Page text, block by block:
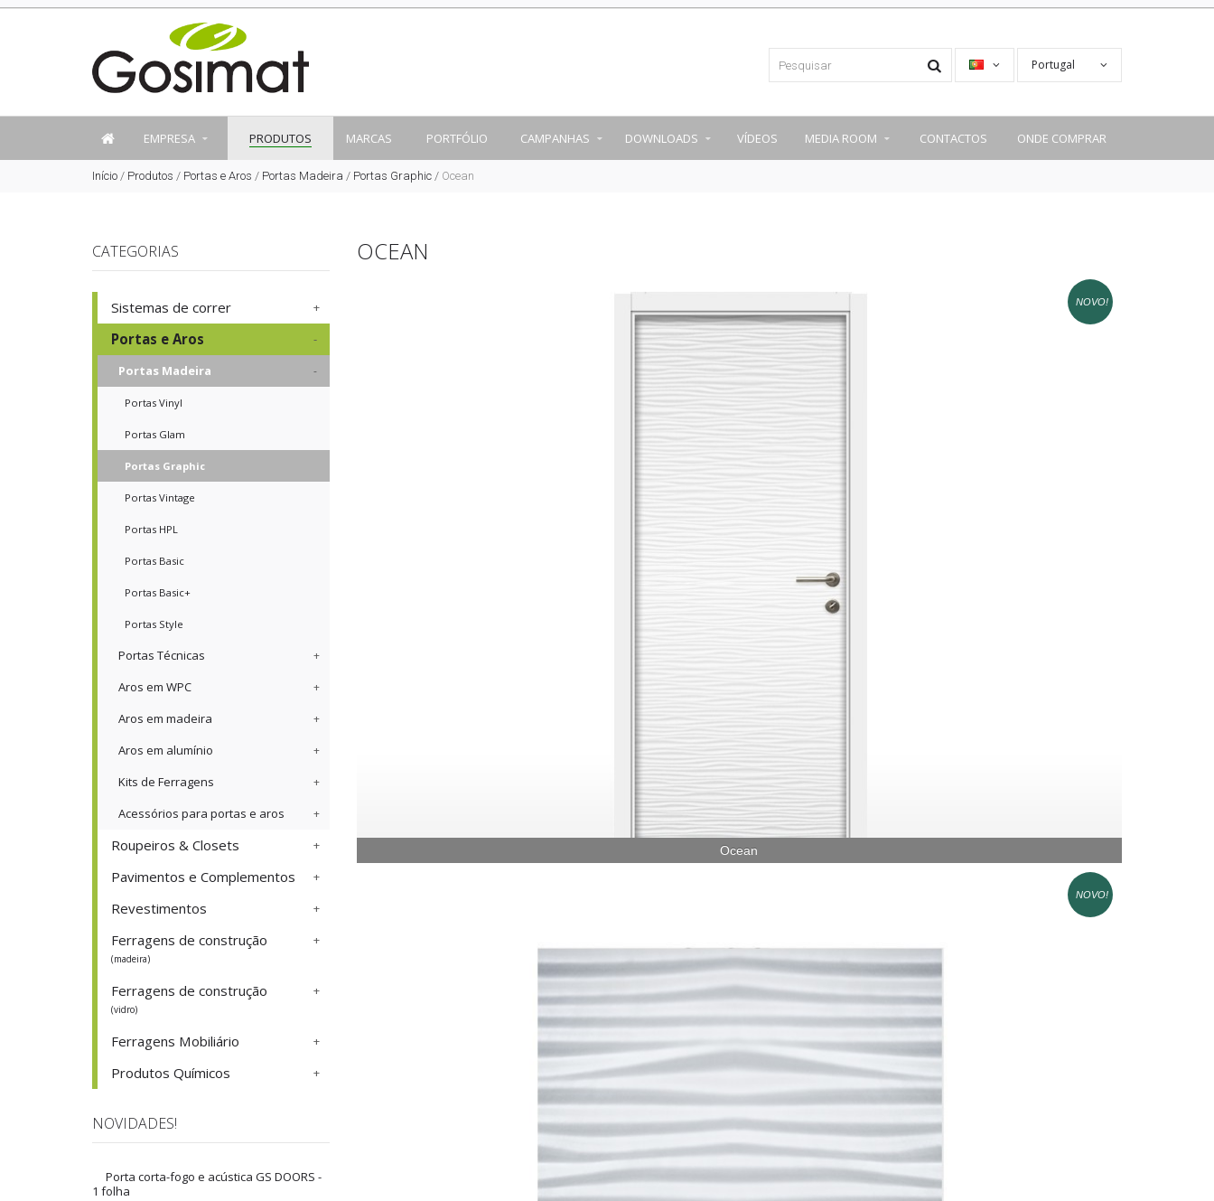
Portugal
EMPRESA PRODUTOS MARCAS PORTFÓLIO CAMPANHAS DOWNLOADS VÍDEOS MEDIA ROOM CONTACTOS ONDE COMPRAR
Início / Produtos / Portas e Aros / Portas Madeira / Portas Graphic / Ocean
CATEGORIAS
Sistemas de correr
Portas e Aros
Portas Madeira
Portas Vinyl
Portas Glam
Portas Graphic
Portas Vintage
Portas HPL
Portas Basic
Portas Basic+
Portas Style
Portas Técnicas
Aros em WPC
Aros em madeira
Aros em alumínio
Kits de Ferragens
Acessórios para portas e aros
Roupeiros & Closets
Pavimentos e Complementos
Revestimentos
Ferragens de construção
(madeira)
Ferragens de construção
(vidro)
Ferragens Mobiliário
Produtos Químicos
NOVIDADES!
Porta corta-fogo e acústica GS DOORS -
1 folha
OCEAN
Ocean
NOVO!
NOVO!